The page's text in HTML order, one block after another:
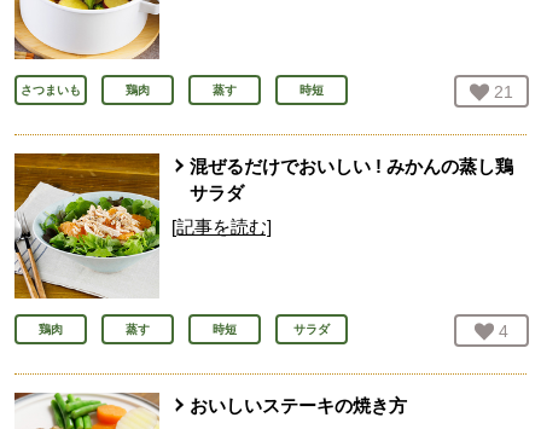
さつまいも 鶏肉 蒸す 時短 お気
21
混ぜるだけでおいしい ! みかんの蒸し鶏
サラダ
[記事を読む]
鶏肉 蒸す 時短 サラダ お気
4
おいしいステーキの焼き方